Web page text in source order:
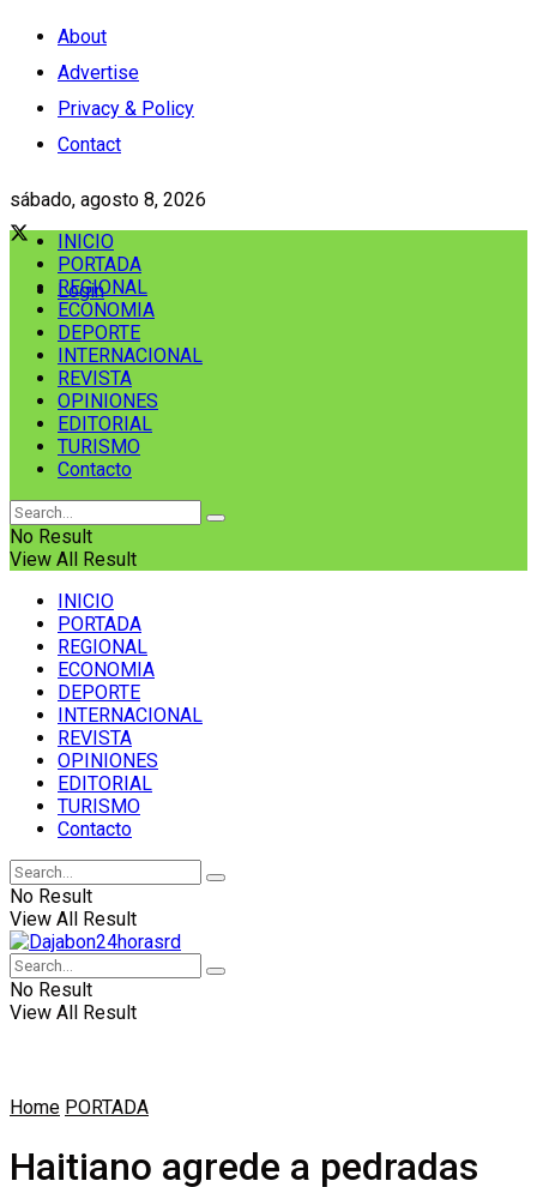
About
Advertise
Privacy & Policy
Contact
sábado, agosto 8, 2026
Login
INICIO
PORTADA
REGIONAL
ECONOMIA
DEPORTE
INTERNACIONAL
REVISTA
OPINIONES
EDITORIAL
TURISMO
Contacto
No Result
View All Result
INICIO
PORTADA
REGIONAL
ECONOMIA
DEPORTE
INTERNACIONAL
REVISTA
OPINIONES
EDITORIAL
TURISMO
Contacto
No Result
View All Result
No Result
View All Result
Home PORTADA
Haitiano agrede a pedradas